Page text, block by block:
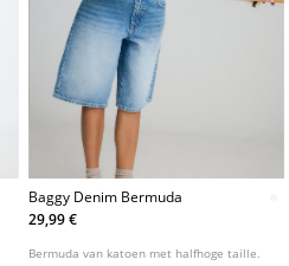
Baggy Denim Bermuda
29,99 €
Bermuda van katoen met halfhoge taille.